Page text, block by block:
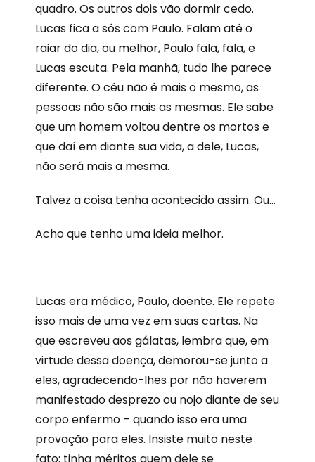
quadro. Os outros dois vão dormir cedo.
Lucas fica a sós com Paulo. Falam até o
raiar do dia, ou melhor, Paulo fala, fala, e
Lucas escuta. Pela manhã, tudo lhe parece
diferente. O céu não é mais o mesmo, as
pessoas não são mais as mesmas. Ele sabe
que um homem voltou dentre os mortos e
que daí em diante sua vida, a dele, Lucas,
não será mais a mesma.
Talvez a coisa tenha acontecido assim. Ou…
Acho que tenho uma ideia melhor.
Lucas era médico, Paulo, doente. Ele repete
isso mais de uma vez em suas cartas. Na
que escreveu aos gálatas, lembra que, em
virtude dessa doença, demorou-se junto a
eles, agradecendo-lhes por não haverem
manifestado desprezo ou nojo diante de seu
corpo enfermo – quando isso era uma
provação para eles. Insiste muito neste